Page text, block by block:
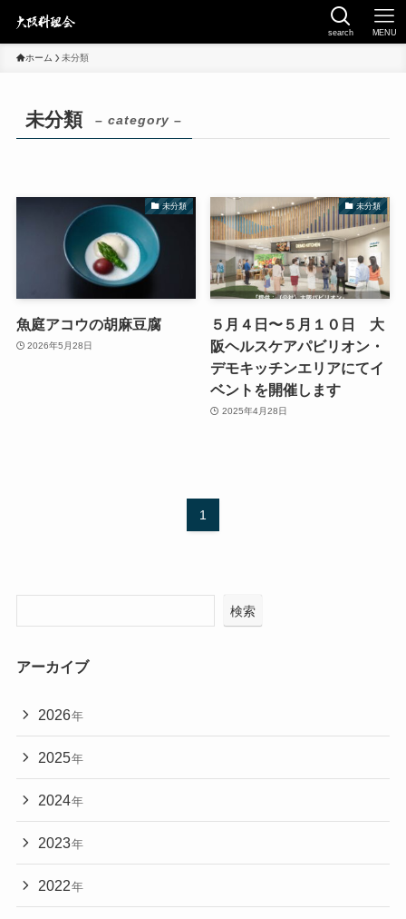
search MENU
ホーム 未分類
未分類 – category –
未分類
魚庭アコウの胡麻豆腐
2026年5月28日
未分類
５月４日〜５月１０日 大
阪ヘルスケアパビリオン・
デモキッチンエリアにてイ
ベントを開催します
2025年4月28日
1
検索
アーカイブ
2026年
2025年
2024年
2023年
2022年